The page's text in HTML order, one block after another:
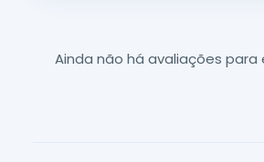
Ainda não há avaliações